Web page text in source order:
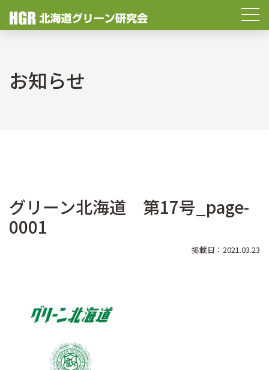
お知らせ
グリーン北海道 第17号_page-
0001
掲載日：2021.03.23